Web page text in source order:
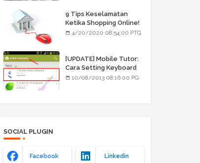
9 Tips Keselamatan
Ketika Shopping Online!
4/20/2020 08:54:00 PTG
[UPDATE] Mobile Tutor:
Cara Setting Keyboard
Arab/Jawi
10/08/2013 08:16:00 PG
SOCIAL PLUGIN
Facebook Linkedin